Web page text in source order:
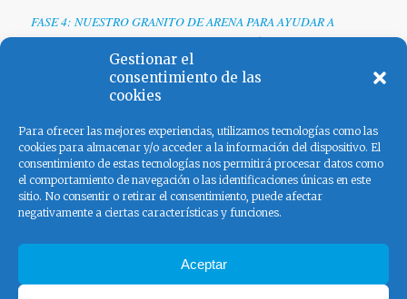
Gestionar el
consentimiento de las
cookies
Para ofrecer las mejores experiencias, utilizamos tecnologías como las
cookies para almacenar y/o acceder a la información del dispositivo. El
consentimiento de estas tecnologías nos permitirá procesar datos como
el comportamiento de navegación o las identificaciones únicas en este
sitio. No consentir o retirar el consentimiento, puede afectar
negativamente a ciertas características y funciones.
Aceptar
FASE 4: NUESTRO GRANITO DE ARENA PARA AYUDAR A
EMPRESAS TRAS LA CRISIS DEL COVID-19
Renovamos web
FACEBOOK